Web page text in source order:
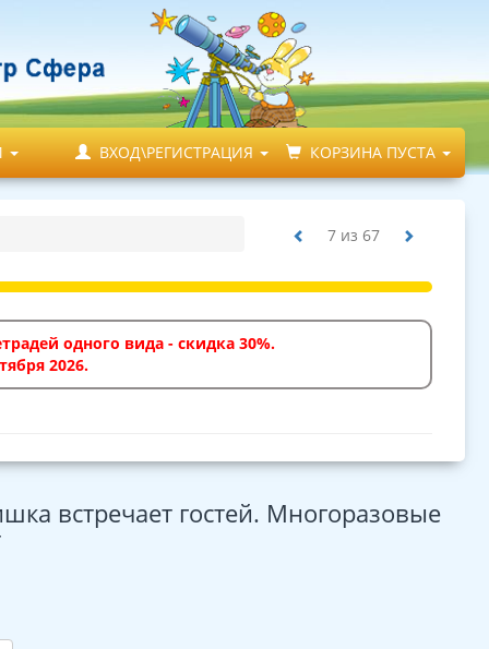
ВХОД\РЕГИСТРАЦИЯ КОРЗИНА ПУСТА
7 из 67
одного вида - скидка 30%.
2026.
встречает гостей. Многоразовые